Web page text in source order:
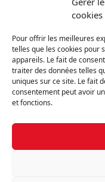
cookies
Pour offrir les meilleures
telles que les cookies pour
appareils. Le fait de
traiter des données telles
uniques sur ce site. Le fait
consentement peut avoir
et fonctions.
Politique de